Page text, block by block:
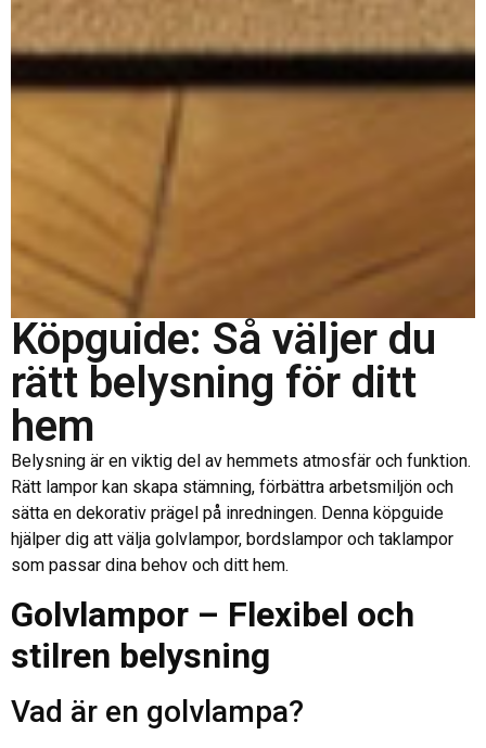
Köpguide: Så väljer du
rätt belysning för ditt
hem
Belysning är en viktig del av hemmets atmosfär och funktion.
Rätt lampor kan skapa stämning, förbättra arbetsmiljön och
sätta en dekorativ prägel på inredningen. Denna köpguide
hjälper dig att välja golvlampor, bordslampor och taklampor
som passar dina behov och ditt hem.
Golvlampor – Flexibel och
stilren belysning
Vad är en golvlampa?